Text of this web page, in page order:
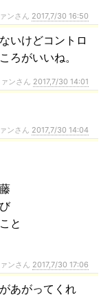
ンさん 2017,7/30 16:50
いけどコントロ
ろがいいね。
ンさん 2017,7/30 14:01
ンさん 2017,7/30 14:04
と
ンさん 2017,7/30 17:06
あがってくれ